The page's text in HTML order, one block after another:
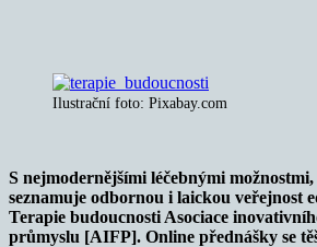
Ilustrační foto: Pixabay.com
S nejmodernějšími léčebnými
seznamuje odbornou i laickou veřejnost
Terapie budoucnosti Asociace
průmyslu [AIFP]. Online přednášky se